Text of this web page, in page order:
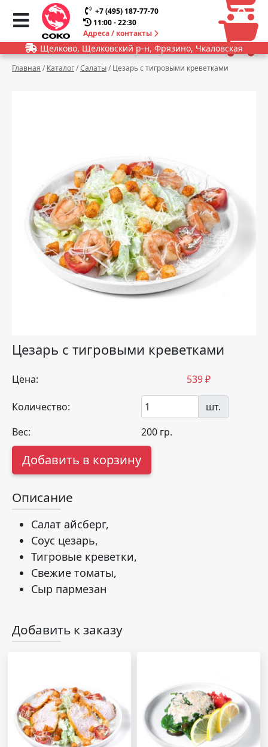
+7 (495) 187-77-70
11:00 - 22:30
Адреса / контакты
0
0
Щелково, Щелковский р-н, Фрязино, Чкаловская
Главная / Каталог/Салаты/ Цезарь с тигровыми креветками
Цезарь с тигровыми креветками
Цена: 539₽
Количество:
шт.
Вес:
200 гр.
Добавить в корзину
Описание
Салат айсберг,
Соус цезарь,
Тигровые креветки,
Свежие томаты,
Сыр пармезан
Добавить к заказу